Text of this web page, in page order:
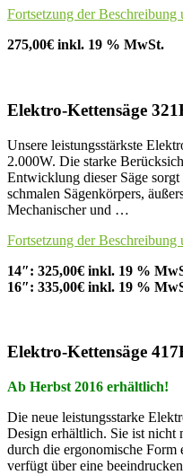
Fortsetzung der Beschreibung
275,00€ inkl. 19 % MwSt.
Elektro-Kettensäge
Unsere leistungsstärkste
2.000W. Die starke
Entwicklung dieser Säge sorgt
schmalen Sägenkörpers,
Mechanischer und …
Fortsetzung der Beschreibung
14″: 325,00€ inkl. 19 %
16″: 335,00€ inkl. 19 %
Elektro-Kettensäge
Ab Herbst 2016 erhältlich!
Die neue leistungsstarke
Design erhältlich. Sie ist nicht
durch die ergonomische Form
verfügt über eine